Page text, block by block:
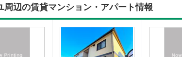
周辺の賃貸マンション・アパート情報